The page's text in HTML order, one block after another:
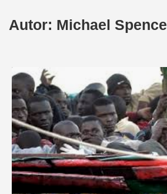
Autor: Michael Spence